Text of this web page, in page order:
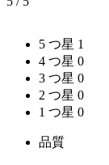
5 つ星 1
4 つ星 0
3 つ星 0
2 つ星 0
1 つ星 0
品質